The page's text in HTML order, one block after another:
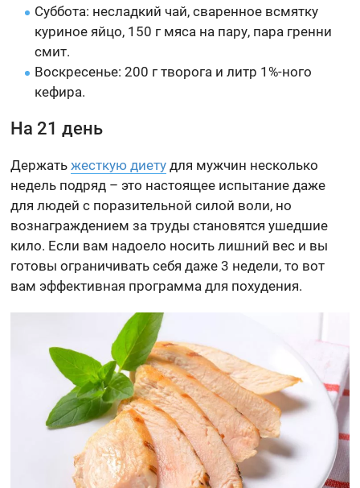
Суббота: несладкий чай, сваренное всмятку
куриное яйцо, 150 г мяса на пару, пара гренни
смит.
Воскресенье: 200 г творога и литр 1%-ного
кефира.
На 21 день
Держатьжесткую диету для мужчин несколько
недель подряд – это настоящее испытание даже
для людей с поразительной силой воли, но
вознаграждением за труды становятся ушедшие
кило. Если вам надоело носить лишний вес и вы
готовы ограничивать себя даже 3 недели, то вот
вам эффективная программа для похудения.